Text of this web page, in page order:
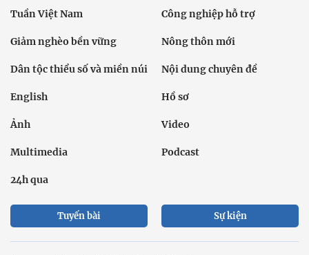
Tuần Việt Nam Công nghiệp hỗ trợ
Giảm nghèo bền vững Nông thôn mới
Dân tộc thiểu số và miền núi Nội dung chuyên đề
English Hồ sơ
Ảnh Video
Multimedia Podcast
24h qua
Tuyến bài Sự kiện